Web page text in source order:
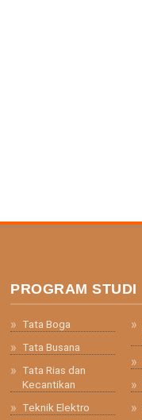
PROGRAM STUDI
Tata Boga
Tata Busana
Tata Rias dan
Kecantikan
Teknik Elektro